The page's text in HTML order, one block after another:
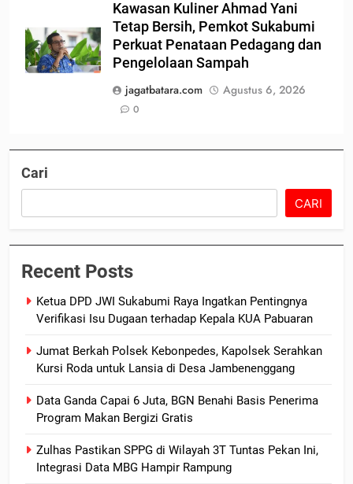
Kawasan Kuliner Ahmad Yani
Tetap Bersih, Pemkot Sukabumi
Perkuat Penataan Pedagang dan
Pengelolaan Sampah
jagatbatara.com
Agustus 6, 2026
0
Cari
CARI
Recent Posts
Ketua DPD JWI Sukabumi Raya Ingatkan Pentingnya
Verifikasi Isu Dugaan terhadap Kepala KUA Pabuaran
Jumat Berkah Polsek Kebonpedes, Kapolsek Serahkan
Kursi Roda untuk Lansia di Desa Jambenenggang
Data Ganda Capai 6 Juta, BGN Benahi Basis Penerima
Program Makan Bergizi Gratis
Zulhas Pastikan SPPG di Wilayah 3T Tuntas Pekan Ini,
Integrasi Data MBG Hampir Rampung